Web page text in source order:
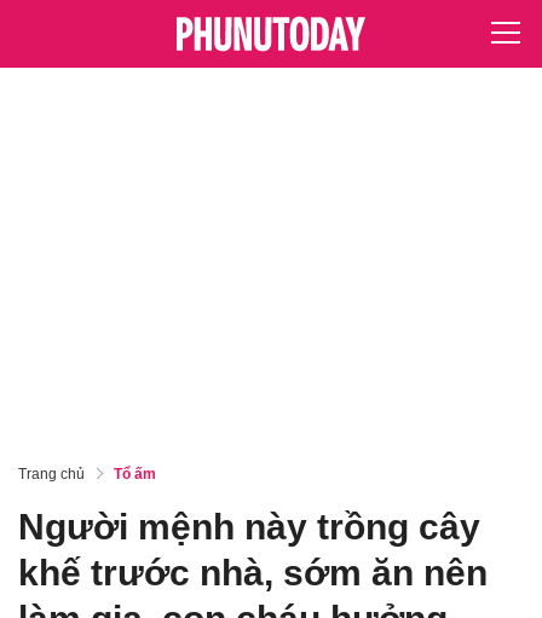
Trang chủ Tổ ấm
Người mệnh này trồng cây
khế trước nhà, sớm ăn nên